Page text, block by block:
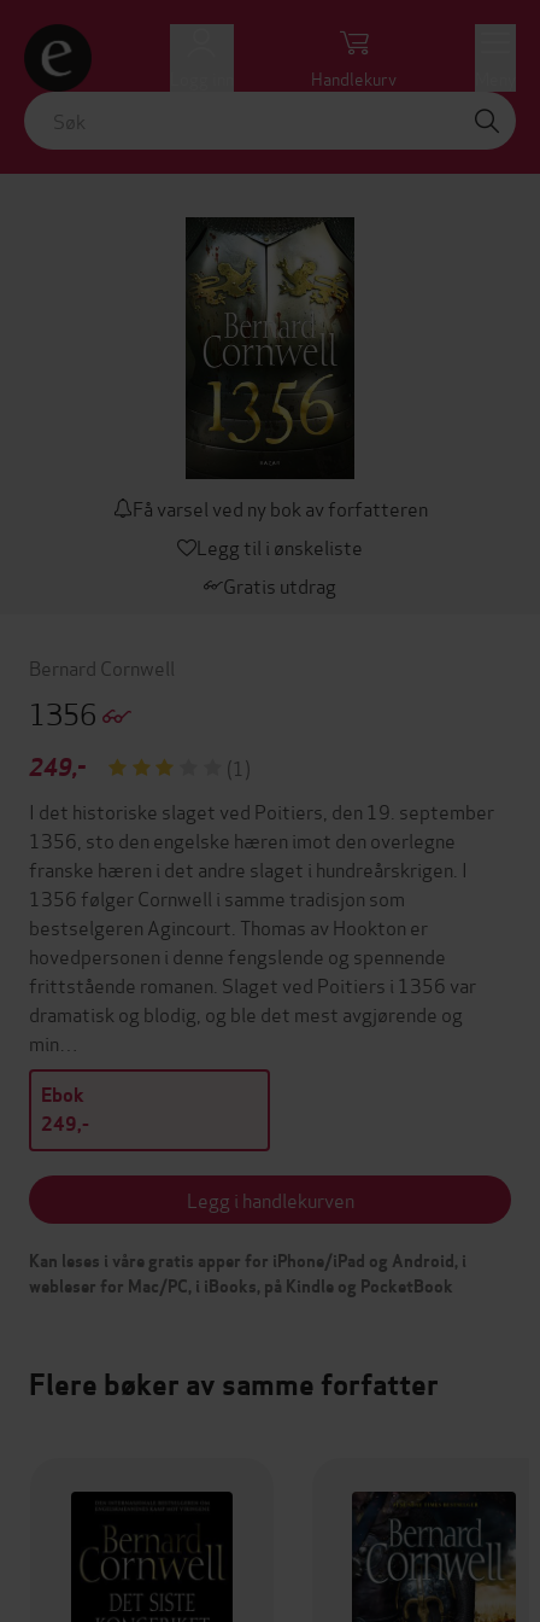
Handlekurv
Få varsel ved ny bok av forfatteren
Legg til i ønskeliste
Gratis utdrag
Bernard Cornwell
1356
249,-
(1)
I det historiske slaget ved Poitiers, den 19. september
1356, sto den engelske hæren imot den overlegne
franske hæren i det andre slaget i hundreårskrigen. I
1356 følger Cornwell i samme tradisjon som
bestselgeren Agincourt. Thomas av Hookton er
hovedpersonen i denne fengslende og spennende
frittstående romanen. Slaget ved Poitiers i 1356 var
dramatisk og blodig, og ble det mest avgjørende og
min…
Ebok
249,-
Legg i handlekurven
Kan leses i våre gratis apper for iPhone/iPad og Android, i
webleser for Mac/PC, i iBooks, på Kindle og PocketBook
Flere bøker av samme forfatter